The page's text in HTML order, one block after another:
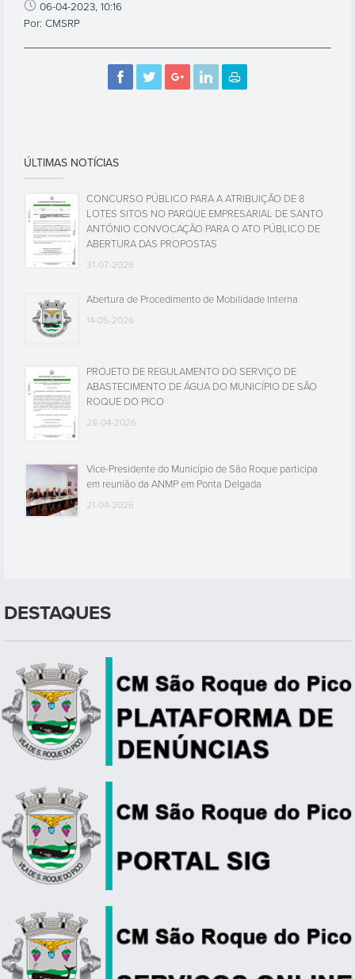
06-04-2023, 10:16
Por: CMSRP
ÚLTIMAS NOTÍCIAS
CONCURSO PÚBLICO PARA A ATRIBUIÇÃO DE 8
LOTES SITOS NO PARQUE EMPRESARIAL DE SANTO
ANTÓNIO CONVOCAÇÃO PARA O ATO PÚBLICO DE
ABERTURA DAS PROPOSTAS
31-07-2026
Abertura de Procedimento de Mobilidade Interna
14-05-2026
PROJETO DE REGULAMENTO DO SERVIÇO DE
ABASTECIMENTO DE ÁGUA DO MUNICÍPIO DE SÃO
ROQUE DO PICO
28-04-2026
Vice-Presidente do Município de São Roque participa
em reunião da ANMP em Ponta Delgada
21-04-2026
DESTAQUES